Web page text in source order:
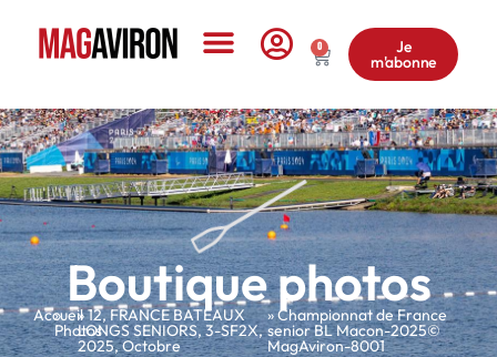
0 Je
m'abonne
Boutique photos
Accueil
»
Photos
»12,FRANCE BATEAUX
LONGS SENIORS,3-SF2X,
2025,Octobre
» Championnat de France
senior BL Macon-2025©
MagAviron-8001